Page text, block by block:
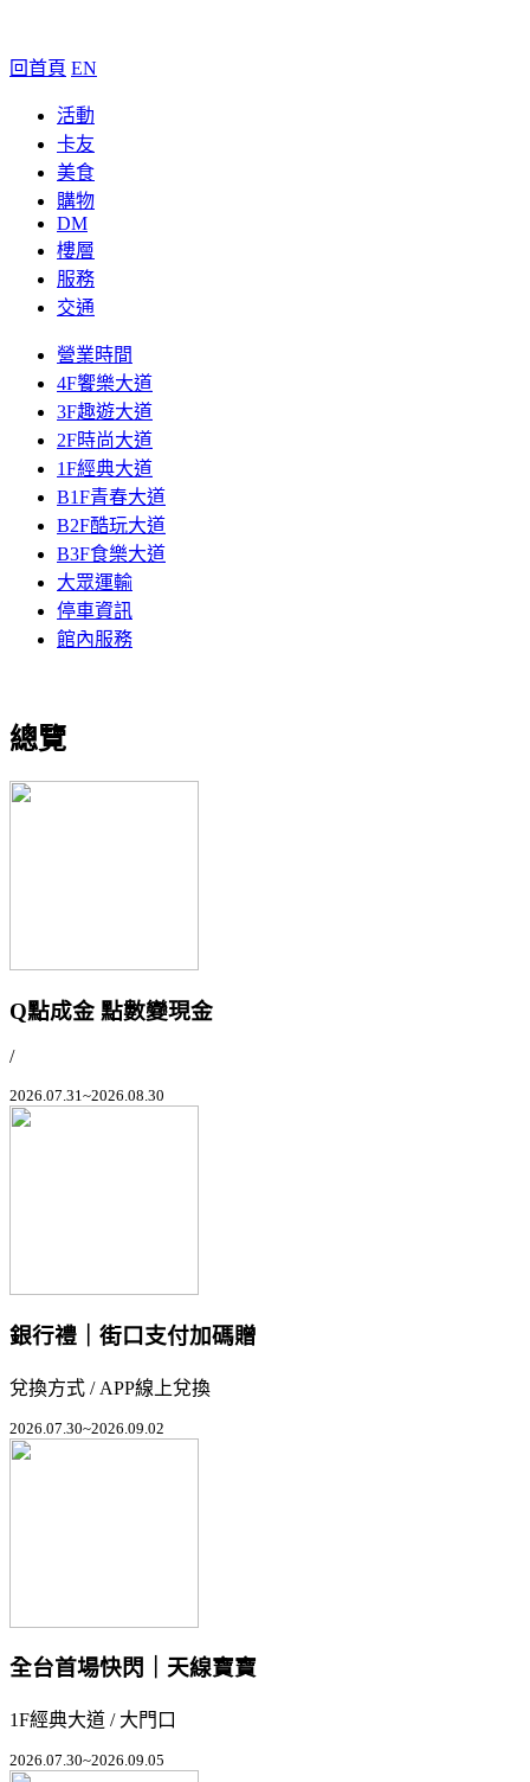
回首頁 EN
活動
卡友
美食
購物
DM
樓層
服務
交通
營業時間
4F饗樂大道
3F趣遊大道
2F時尚大道
1F經典大道
B1F青春大道
B2F酷玩大道
B3F食樂大道
大眾運輸
停車資訊
館內服務
總覽
Q點成金 點數變現金
/
2026.07.31~2026.08.30
銀行禮｜街口支付加碼贈
兌換方式 / APP線上兌換
2026.07.30~2026.09.02
全台首場快閃｜天線寶寶
1F經典大道 / 大門口
2026.07.30~2026.09.05